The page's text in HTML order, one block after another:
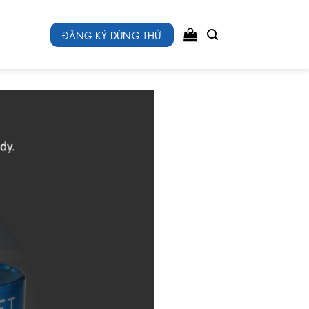
ĐĂNG KÝ DÙNG THỬ